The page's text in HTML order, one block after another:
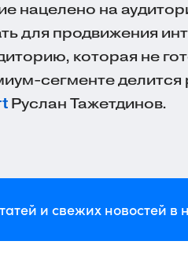
нацелено на
для продвижения
которая не
сегментеделится
Руслан Тажетдинов.
и свежих новостей